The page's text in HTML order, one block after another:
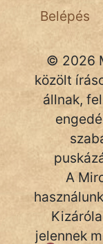
pszichopati
Hoffer Botond
szemfüles
Belépés
© 2026
közölt
állnak,
A
jelennek